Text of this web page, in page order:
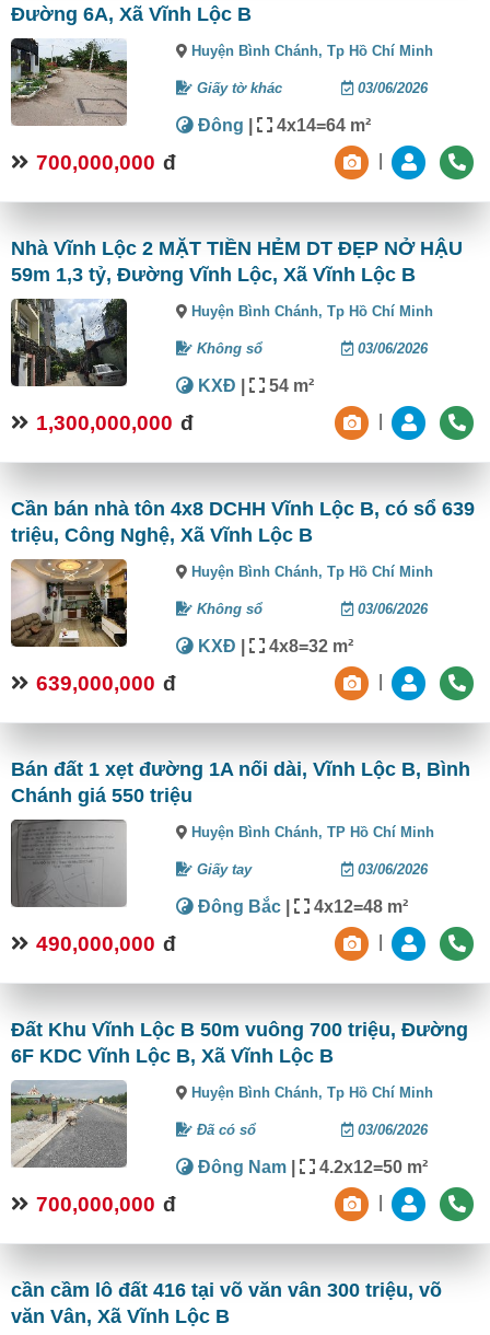
Đường 6A, Xã Vĩnh Lộc B
Huyện Bình Chánh,Tp Hồ Chí Minh
Giấy tờ khác 03/06/2026
Đông | 4x14=64 m²
700,000,000 đ
Nhà Vĩnh Lộc 2 MẶT TIỀN HẺM DT ĐẸP NỞ HẬU
59m 1,3 tỷ, Đường Vĩnh Lộc, Xã Vĩnh Lộc B
Huyện Bình Chánh,Tp Hồ Chí Minh
Không sổ 03/06/2026
KXĐ | 54 m²
1,300,000,000 đ
Cần bán nhà tôn 4x8 DCHH Vĩnh Lộc B, có sổ 639
triệu, Công Nghệ, Xã Vĩnh Lộc B
Huyện Bình Chánh,Tp Hồ Chí Minh
Không sổ 03/06/2026
KXĐ | 4x8=32 m²
639,000,000 đ
Bán đất 1 xẹt đường 1A nối dài, Vĩnh Lộc B, Bình
Chánh giá 550 triệu
Huyện Bình Chánh,TP Hồ Chí Minh
Giấy tay 03/06/2026
Đông Bắc | 4x12=48 m²
490,000,000 đ
Đất Khu Vĩnh Lộc B 50m vuông 700 triệu, Đường
6F KDC Vĩnh Lộc B, Xã Vĩnh Lộc B
Huyện Bình Chánh,Tp Hồ Chí Minh
Đã có sổ 03/06/2026
Đông Nam | 4.2x12=50 m²
700,000,000 đ
cần cầm lô đất 416 tại võ văn vân 300 triệu, võ
văn Vân, Xã Vĩnh Lộc B